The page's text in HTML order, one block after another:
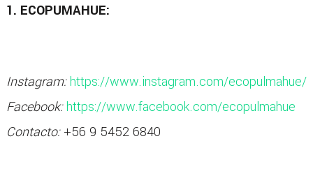
1. ECOPUMAHUE:
Instagram:https://www.instagram.com/ecopulmahue/
Facebook:https://www.facebook.com/ecopulmahue
Contacto:+56 9 5452 6840